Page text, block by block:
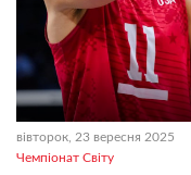
вівторок, 23 вересня 2025
Чемпіонат Світу